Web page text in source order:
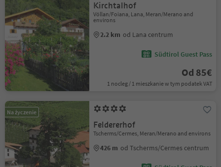
Kirchtalhof
Völlan/Foiana, Lana, Meran/Merano and
environs
2.2 km od Lana centrum
Südtirol Guest Pass
Od 85€
1 nocleg / 1 mieszkanie w tym podatek VAT
Na życzenie
Feldererhof
Tscherms/Cermes, Meran/Merano and environs
426 m od Tscherms/Cermes centrum